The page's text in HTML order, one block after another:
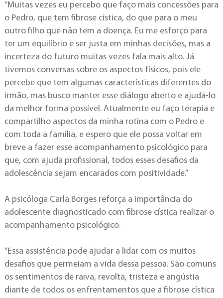
“Muitas vezes eu percebo que faço mais concessões para
o Pedro, que tem fibrose cística, do que para o meu
outro filho que não tem a doença. Eu me esforço para
ter um equilíbrio e ser justa em minhas decisões, mas a
incerteza do futuro muitas vezes fala mais alto. Já
tivemos conversas sobre os aspectos físicos, pois ele
percebe que tem algumas características diferentes do
irmão, mas busco manter esse diálogo aberto e ajudá-lo
da melhor forma possível. Atualmente eu faço terapia e
compartilho aspectos da minha rotina com o Pedro e
com toda a família, e espero que ele possa voltar em
breve a fazer esse acompanhamento psicológico para
que, com ajuda profissional, todos esses desafios da
adolescência sejam encarados com positividade.”
A psicóloga Carla Borges reforça a importância do
adolescente diagnosticado com fibrose cística realizar o
acompanhamento psicológico.
“Essa assistência pode ajudar a lidar com os muitos
desafios que permeiam a vida dessa pessoa. São comuns
os sentimentos de raiva, revolta, tristeza e angústia
diante de todos os enfrentamentos que a fibrose cística